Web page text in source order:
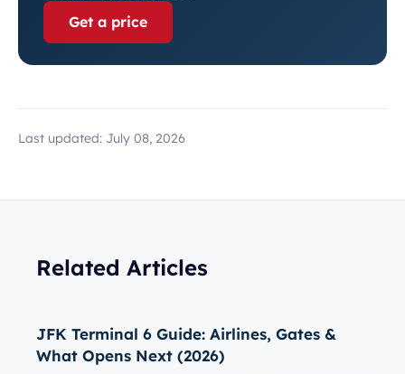
Get a price
Last updated: July 08, 2026
Related Articles
JFK Terminal 6 Guide: Airlines, Gates &
What Opens Next (2026)